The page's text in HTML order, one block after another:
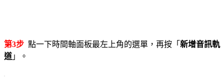
第3步 點一下時間軸面板最左上角的選單，再按「 新增音訊軌
道 」。